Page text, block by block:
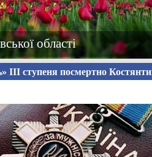
області
ІІІ ступеня посмертно